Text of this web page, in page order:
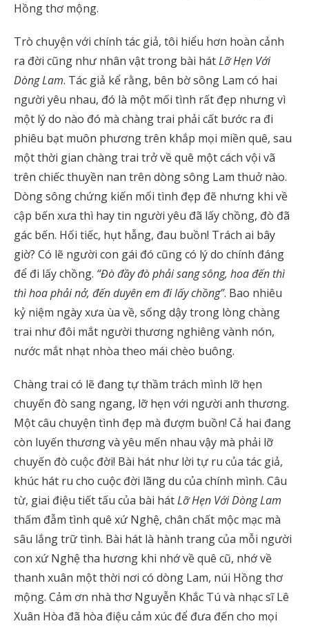
Hồng thơ mộng.
Trò chuyện với chính tác giả, tôi hiểu hơn hoàn cảnh
ra đời cũng như nhân vật trong bài hátLỡ Hẹn Với
Dòng Lam. Tác giả kể rằng, bên bờ sông Lam có hai
người yêu nhau, đó là một mối tình rất đẹp nhưng vì
một lý do nào đó mà chàng trai phải cất bước ra đi
phiêu bạt muôn phương trên khắp mọi miền quê, sau
một thời gian chàng trai trở về quê một cách vội vã
trên chiếc thuyền nan trên dòng sông Lam thuở nào.
Dòng sông chứng kiến mối tình đẹp đẽ nhưng khi về
cập bến xưa thì hay tin người yêu đã lấy chồng, đò đã
gác bến. Hối tiếc, hụt hẫng, đau buồn! Trách ai bây
giờ? Có lẽ người con gái đó cũng có lý do chính đáng
để đi lấy chồng. “Đò đầy đò phải sang sông, hoa đến thì
thì hoa phải nở, đến duyên em đi lấy chồng”. Bao nhiêu
kỷ niệm ngày xưa ùa về, sống dậy trong lòng chàng
trai như đôi mắt người thương nghiêng vành nón,
nước mắt nhạt nhòa theo mái chèo buông.
Chàng trai có lẽ đang tự thầm trách mình lỡ hẹn
chuyến đò sang ngang, lỡ hẹn với người anh thương.
Một câu chuyện tình đẹp mà đượm buồn! Cả hai đang
còn luyến thương và yêu mến nhau vậy mà phải lỡ
chuyến đò cuộc đời! Bài hát như lời tự ru của tác giả,
khúc hát ru cho cuộc đời lãng du của chính mình. Câu
từ, giai điệu tiết tấu của bài hátLỡ Hẹn Với Dòng Lam
thấm đẫm tình quê xứ Nghệ, chân chất mộc mạc mà
sâu lắng trữ tình. Bài hát là hành trang của mỗi người
con xứ Nghệ tha hương khi nhớ về quê cũ, nhớ về
thanh xuân một thời nơi có dòng Lam, núi Hồng thơ
mộng. Cảm ơn nhà thơ Nguyễn Khắc Tú và nhạc sĩ Lê
Xuân Hòa đã hòa điệu cảm xúc để đưa đến cho mọi